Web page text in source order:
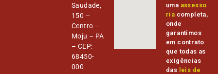
Saudade,
150 –
Centro –
Moju – PA
– CEP:
68450-
000
uma assesso
ria completa,
onde
garantimos
em contrato
que todas as
exigências
das leis de